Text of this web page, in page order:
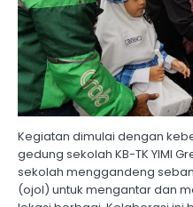
Kegiatan dimulai dengan
gedung sekolah KB-TK YIMI
sekolah menggandeng
(ojol) untuk mengantar dan